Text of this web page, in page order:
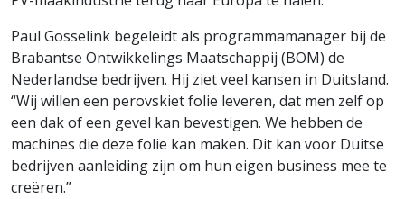
Paul Gosselink begeleidt als programmamanager bij de
Brabantse Ontwikkelings Maatschappij (BOM) de
Nederlandse bedrijven. Hij ziet veel kansen in Duitsland.
“Wij willen een perovskiet folie leveren, dat men zelf op
een dak of een gevel kan bevestigen. We hebben de
machines die deze folie kan maken. Dit kan voor Duitse
bedrijven aanleiding zijn om hun eigen business mee te
creëren.”